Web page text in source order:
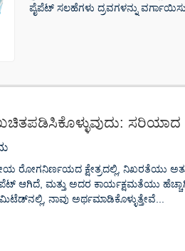
ಪೈಪೆಟ್ ಸಲಹೆಗಳು ದ್ರವಗಳನ್ನು
ರೋಗನಿರ್ಣಯದ ಕ್ಷೇತ್ರದಲ್ಲಿ, ನಿಖರತೆಯು
ಆಗಿದೆ, ಮತ್ತು ಅದರ ಕಾರ್ಯಕ್ಷಮತೆಯು
ನಾವು ಅರ್ಥಮಾಡಿಕೊಳ್ಳುತ್ತೇವೆ...